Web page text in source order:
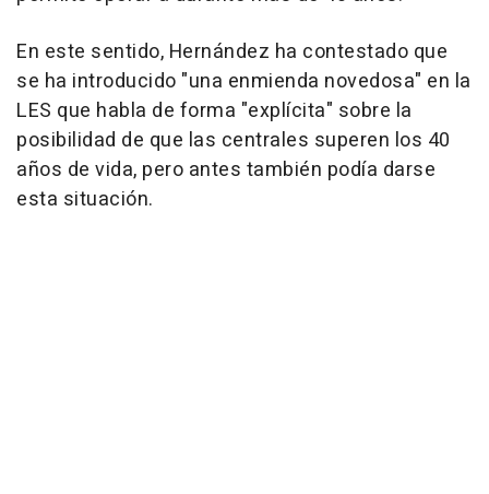
En este sentido, Hernández ha contestado que
se ha introducido "una enmienda novedosa" en la
LES que habla de forma "explícita" sobre la
posibilidad de que las centrales superen los 40
años de vida, pero antes también podía darse
esta situación.